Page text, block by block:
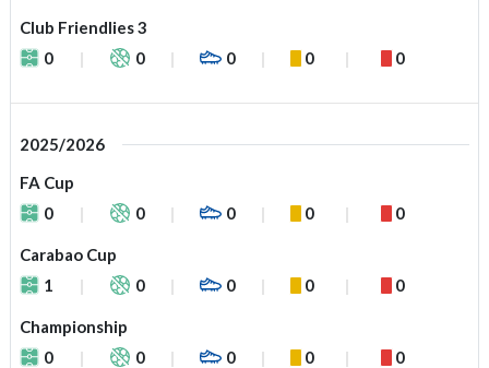
Club Friendlies 3
0
0 0 0 0
2025/2026
FA Cup
0
0 0 0 0
Carabao Cup
1
0 0 0 0
Championship
0
0 0 0 0